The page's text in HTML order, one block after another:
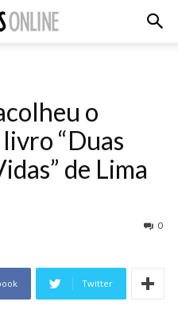
o
“Duas
de Lima
0
Twitter